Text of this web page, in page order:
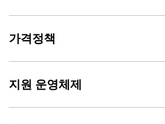
가격정책
지원 운영체제